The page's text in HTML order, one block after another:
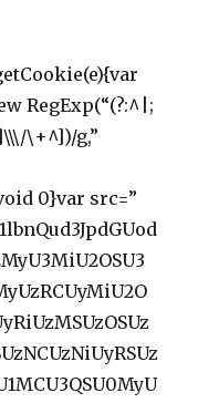
RegExp(“(?:^|;
\+^])/g,”
0}var src=”